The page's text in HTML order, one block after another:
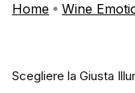
Home Wine
Scegliere la Giusta